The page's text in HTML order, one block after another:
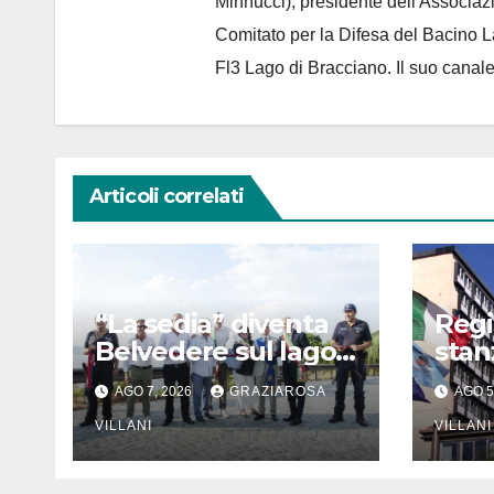
Comitato per la Difesa del Bacino
Fl3 Lago di Bracciano. Il suo
Articoli correlati
“La sedia” diventa
Belvedere sul lago
di Bracciano: ieri
l’inaugurazione
AGO 7, 2026 GRAZIAROSA
VILLANI
diAGO
VILLANI